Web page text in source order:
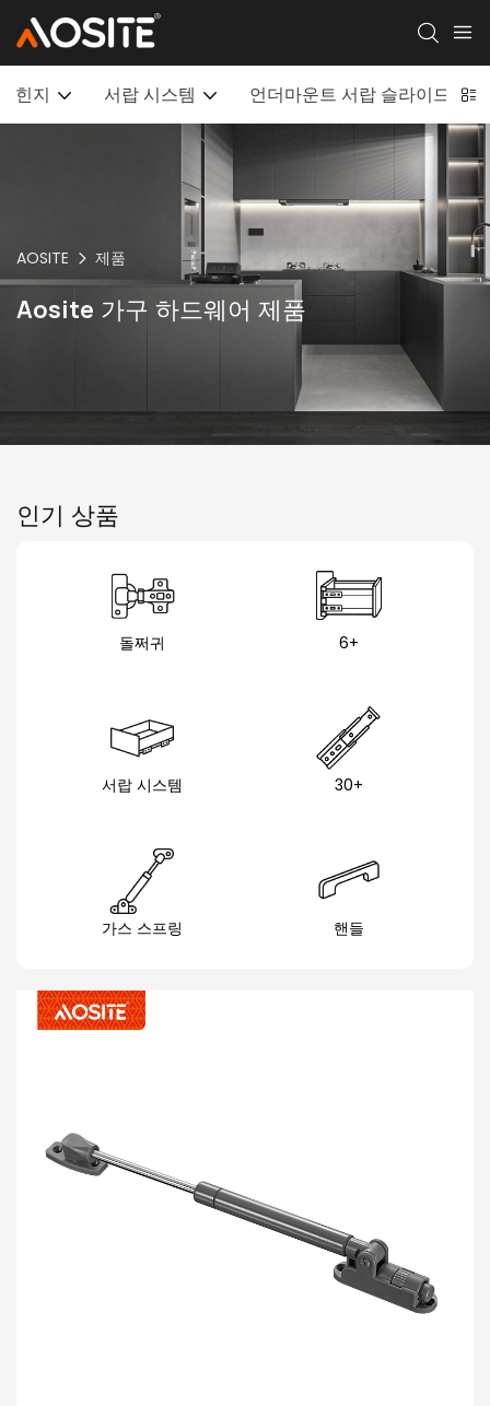
힌지 서랍 시스템 언더마운트 서랍 슬라이드
AOSITE 제품
Aosite 가구 하드웨어 제품
인기 상품
돌쩌귀 6+
서랍 시스템 30+
가스 스프링 핸들